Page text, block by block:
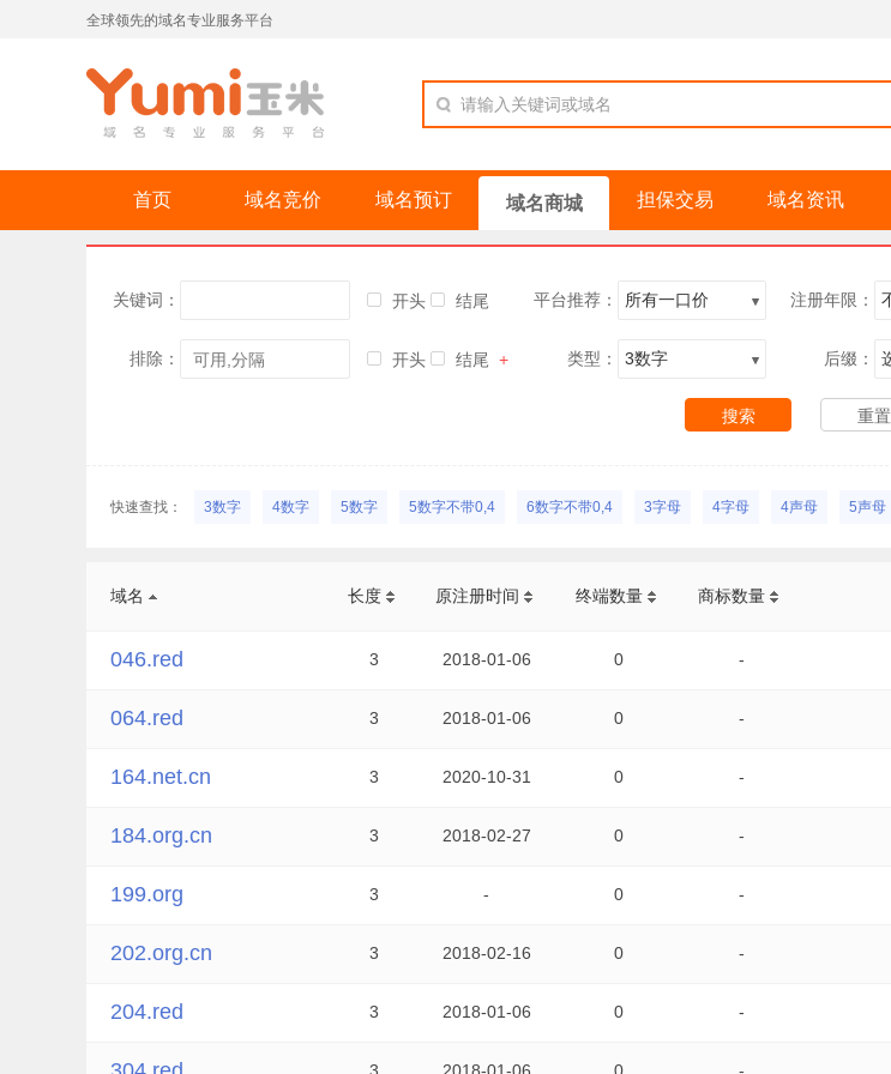
全球领先的域名专业服务平台
请输入关键词或域名
首页 域名竞价 域名预订 域名商城 担保交易 域名资讯
关键词： 开头 结尾 平台推荐： 注册年限：
排除： 开头 结尾 + 类型： 后缀：
快速查找： 3数字 4数字 5数字 5数字不带0,4 6数字不带0,4 3字母 4字母 4声母 5声母
域名 长度 原注册时间 终端数量 商标数量
046.red 3 2018-01-06 0 -
064.red 3 2018-01-06 0 -
164.net.cn 3 2020-10-31 0 -
184.org.cn 3 2018-02-27 0 -
199.org 3 - 0 -
202.org.cn 3 2018-02-16 0 -
204.red 3 2018-01-06 0 -